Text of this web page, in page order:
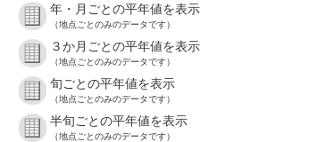
年・月ごとの平年値を表示
（地点ごとのみのデータです）
３か月ごとの平年値を表示
（地点ごとのみのデータです）
旬ごとの平年値を表示
（地点ごとのみのデータです）
半旬ごとの平年値を表示
（地点ごとのみのデータです）